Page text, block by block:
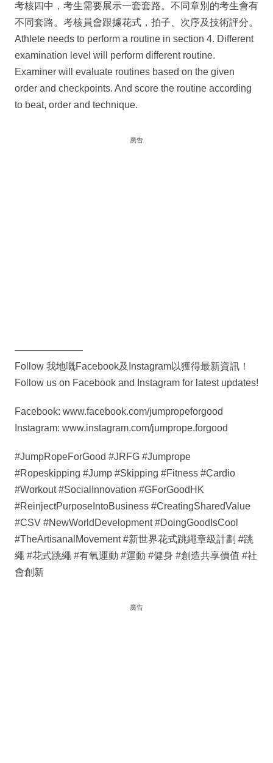
考核四中，考生需要展示一套套路。不同章別的考⽣會有
不同套路。考核員會跟據花式，拍子、次序及技術評分。
Athlete needs to perform a routine in section 4. Different
examination level will perform different routine.
Examiner will evaluate routines based on the given
order and checkpoints. And score the routine according
to beat, order and technique.
廣告
———————
Follow 我地嘅Facebook及Instagram以獲得最新資訊！
Follow us on Facebook and Instagram for latest updates!
Facebook: www.facebook.com/jumpropeforgood
Instagram: www.instagram.com/jumprope.forgood
#JumpRopeForGood #JRFG #Jumprope
#Ropeskipping #Jump #Skipping #Fitness #Cardio
#Workout #SocialInnovation #GForGoodHK
#ReinjectPurposeIntoBusiness #CreatingSharedValue
#CSV #NewWorldDevelopment #DoingGoodIsCool
#TheArtisanalMovement #新世界花式跳繩章級計劃 #跳
繩 #花式跳繩 #有氧運動 #運動 #健身 #創造共享價值 #社
會創新
廣告